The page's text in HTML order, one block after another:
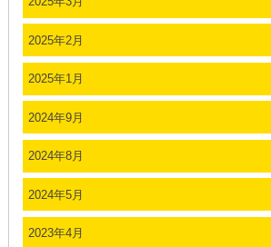
2025年2月
2025年1月
2024年9月
2024年8月
2024年5月
2023年4月